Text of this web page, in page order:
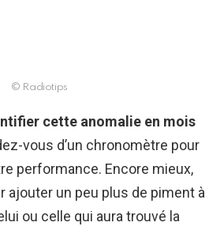
© Radiotips
cette anomalie en mois
vous d’un chronomètre pour
performance. Encore mieux,
ajouter un peu plus de piment à
ou celle qui aura trouvé la